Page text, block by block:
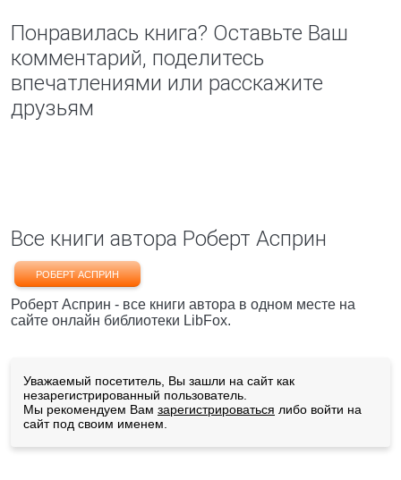
Понравилась книга? Оставьте Ваш
комментарий, поделитесь
впечатлениями или расскажите
друзьям
Все книги автора Роберт Асприн
РОБЕРТ АСПРИН
Роберт Асприн - все книги автора в одном месте на
сайте онлайн библиотеки LibFox.
Уважаемый посетитель, Вы зашли на сайт как
незарегистрированный пользователь.
Мы рекомендуем Вам зарегистрироваться либо войти на
сайт под своим именем.